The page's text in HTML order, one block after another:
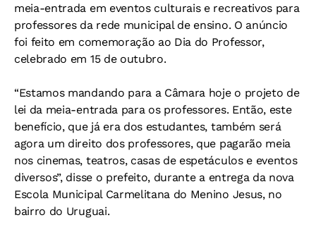
meia-entrada em eventos culturais e recreativos para
professores da rede municipal de ensino. O anúncio
foi feito em comemoração ao Dia do Professor,
celebrado em 15 de outubro.
“Estamos mandando para a Câmara hoje o projeto de
lei da meia-entrada para os professores. Então, este
benefício, que já era dos estudantes, também será
agora um direito dos professores, que pagarão meia
nos cinemas, teatros, casas de espetáculos e eventos
diversos”, disse o prefeito, durante a entrega da nova
Escola Municipal Carmelitana do Menino Jesus, no
bairro do Uruguai.